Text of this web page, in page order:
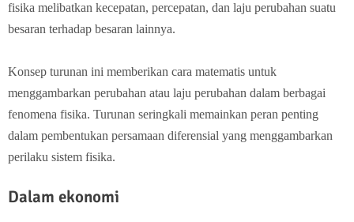
fisika melibatkan kecepatan, percepatan, dan laju perubahan suatu
besaran terhadap besaran lainnya.
Konsep turunan ini memberikan cara matematis untuk
menggambarkan perubahan atau laju perubahan dalam berbagai
fenomena fisika. Turunan seringkali memainkan peran penting
dalam pembentukan persamaan diferensial yang menggambarkan
perilaku sistem fisika.
Dalam ekonomi